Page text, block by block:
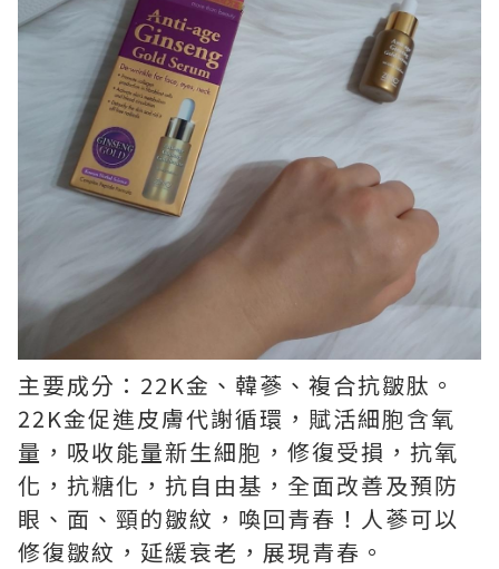
主要成分：22K金、韓蔘、複合抗皺肽。
22K金促進皮膚代謝循環，賦活細胞含氧
量，吸收能量新生細胞，修復受損，抗氧
化，抗糖化，抗自由基，全面改善及預防
眼、面、頸的皺紋，喚回青春！人蔘可以
修復皺紋，延緩衰老，展現青春。